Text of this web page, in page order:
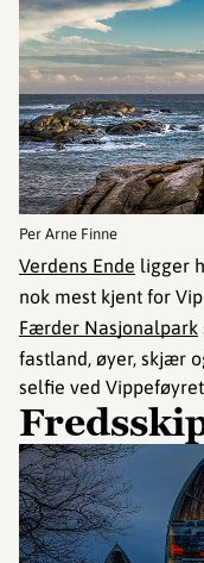
Per Arne Finne
Verdens Ende ligger
nok mest kjent for
Færder Nasjonalpark
fastland, øyer, skjær
selfie ved